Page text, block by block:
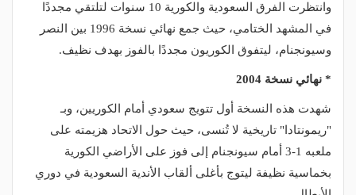
وانتظرت الفرق السعودية والكورية 10 سنوات لتلتقي مجددًا
في المشهد الختامي، حيث جمع نهائي نسخة 1996 بين النصر
وسيونجنام، ليتفوق الكوريون مجددًا بالفوز بهدف نظيف.
* نهائي نسخة 2004
شهدت هذه النسخة أول تتويج سعودي أمام الكوريين، وبـ
"ريمونتادا" تاريخية لا تُنسى، حيث حول الاتحاد هزيمته على
ملعبه 1-3 أمام سيونجنام إلى فوز على الأراضي الكورية
بخماسية نظيفة ليتوج بأغلى ألقاب الأندية السعودية في دوري